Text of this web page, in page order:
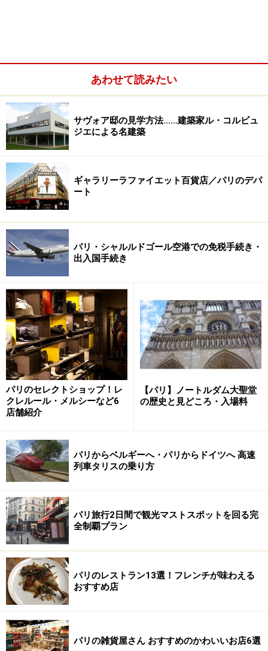
オルリー空港／南ターミナル、西ターミナルの概要
オルリー空港の各ターミナル併設ラウンジ
オルリー空港～シャルルドゴール空港間の移動方法
※1ユーロ＝約126円（2019年3月21日現在）
パリ市内からオルリー空港へのアクセス／
バス、電車、トラム
パリとオルリー空港をつなぐモノレー
ル ORLYVAL © Gwen Le Bras pour Aéroports de Paris SA
シャルルドゴール空港がパリの北に位置するのに対し
て、オルリー空港はパリの南に位置します。パリから空
港へのアクセスは公共交通機関では主にバス、鉄道、ト
ラムがあります。
■バス
バスは14区のDenfert Rochereau駅から「Orlybus」とい
うリムジンバスが、14区Porte de Choisy駅から路線バス
がそれぞれ運行しています。
OrlybusはDenfert Rochereau駅から直通でオルリー空港
まで行けます。切符はバス停にある券売機で現金または
カードで買うか、運転手から直接買うこともできます。
シャトルバスなので、座席も多く荷物置場もあるので快
適です。
オルリー空港へ行く路線バス「183」は13区のPorte de
Choisy駅から出ています。一般客が乗る路線なので、大
あわせて読みたい
サヴォア邸の見学方法……建築家ル・コルビュ
ジエによる名建築
ギャラリーラファイエット百貨店／パリのデパ
ート
パリ・シャルルドゴール空港での免税手続き・
出入国手続き
パリのセレクトショップ！レ
クレルール・メルシーなど6
店舗紹介
【パリ】ノートルダム大聖堂
の歴史と見どころ・入場料
パリからベルギーへ・パリからドイツへ 高速
列車タリスの乗り方
パリ旅行2日間で観光マストスポットを回る完
全制覇プラン
パリのレストラン13選！フレンチが味わえる
おすすめ店
パリの雑貨屋さん おすすめのかわいいお店6選